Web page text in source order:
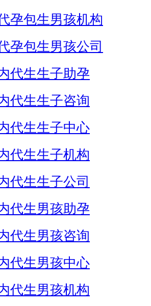
孕包生男孩机构
孕包生男孩公司
代生生子助孕
代生生子咨询
代生生子中心
代生生子机构
代生生子公司
代生男孩助孕
代生男孩咨询
代生男孩中心
代生男孩机构